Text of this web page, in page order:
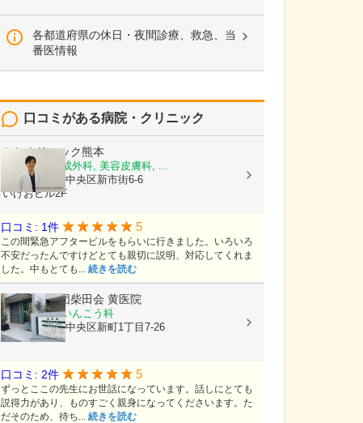
各都道府県の休日・夜間診療、救急、当
番医情報
口コミがある病院・クリニック
かじクリニック熊本
美容外科, 形成外科, 美容皮膚科, ...
熊本県熊本市中央区新市街6-6
いけおビル2F
口コミ: 1件 5
この間緊急アフターピルをもらいに行きました。いろいろ
不安だったんですけどとても親切に説明、対応してくれま
した。中もとても... 続きを読む
医療法人社団柴田会 黄医院
皮膚科, 耳鼻いんこう科
熊本県熊本市中央区新町1丁目7-26
口コミ: 2件 5
ずっとここの先生にお世話になっています。話しにとても
説得力があり、ものすごく親身になってくださいます。た
だそのため、待ち... 続きを読む